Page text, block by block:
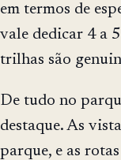
em termos de
vale dedicar 4 a
trilhas são
De tudo no
destaque. As
parque, e as